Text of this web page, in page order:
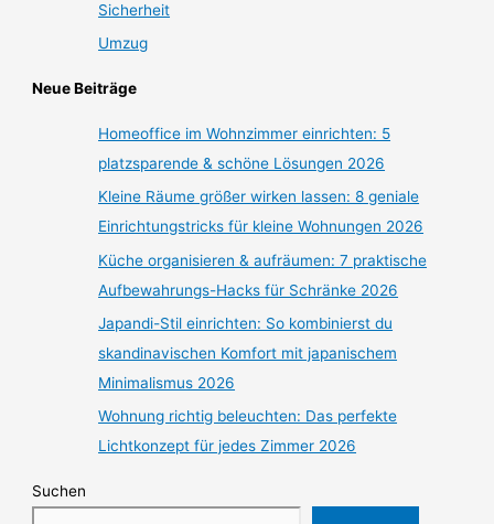
Sicherheit
Umzug
Neue Beiträge
Homeoffice im Wohnzimmer einrichten: 5
platzsparende & schöne Lösungen 2026
Kleine Räume größer wirken lassen: 8 geniale
Einrichtungstricks für kleine Wohnungen 2026
Küche organisieren & aufräumen: 7 praktische
Aufbewahrungs-Hacks für Schränke 2026
Japandi-Stil einrichten: So kombinierst du
skandinavischen Komfort mit japanischem
Minimalismus 2026
Wohnung richtig beleuchten: Das perfekte
Lichtkonzept für jedes Zimmer 2026
Suchen